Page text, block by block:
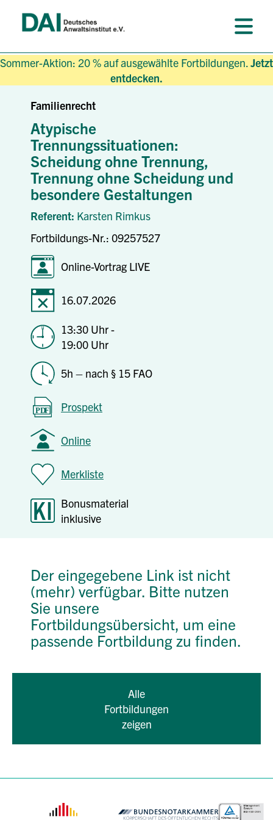
Sommer-Aktion: 20 % auf ausgewählte Fortbildungen.Jetzt
entdecken.
Familienrecht
Atypische
Trennungssituationen:
Scheidung ohne Trennung,
Trennung ohne Scheidung und
besondere Gestaltungen
Referent: Karsten Rimkus
Fortbildungs-Nr.: 09257527
Online-Vortrag LIVE
16.07.2026
13:30 Uhr -
19:00 Uhr
5h – nach § 15 FAO
Prospekt
Online
Merkliste
Bonusmaterial
inklusive
Der eingegebene Link ist nicht
(mehr) verfügbar. Bitte nutzen
Sie unsere
Fortbildungsübersicht, um eine
passende Fortbildung zu finden.
Alle
Fortbildungen
zeigen